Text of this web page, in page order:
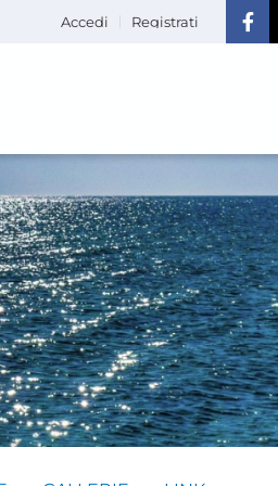
Accedi Registrati
Menù
LA VITA